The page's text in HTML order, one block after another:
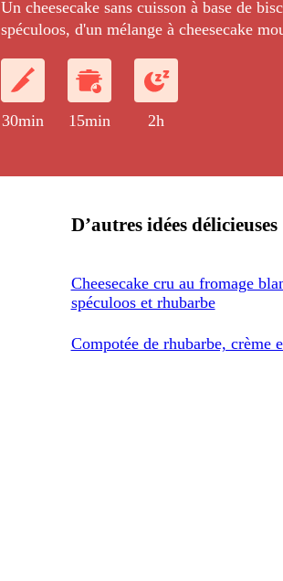
Un cheesecake sans cuisson à base de
spéculoos, d'un mélange à cheesecake
30min 15min 2h
D’autres idées délicieuses
Cheesecake cru au fromage
spéculoos et rhubarbe
Compotée de rhubarbe, crème